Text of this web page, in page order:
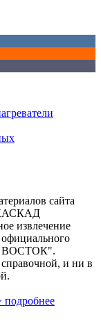
сайта
извлечение
ВОСТОК".
и ни в